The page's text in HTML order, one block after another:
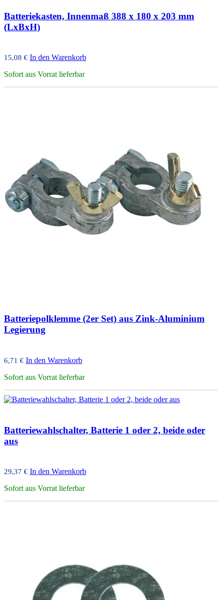
Batteriekasten, Innenmaß 388 x 180 x 203 mm
(LxBxH)
15,08 € In den Warenkorb
Sofort aus Vorrat lieferbar
Batteriepolklemme (2er Set) aus Zink-Aluminium
Legierung
6,71 € In den Warenkorb
Sofort aus Vorrat lieferbar
Batteriewahlschalter, Batterie 1 oder 2, beide oder
aus
29,37 € In den Warenkorb
Sofort aus Vorrat lieferbar